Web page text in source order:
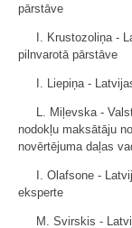
pārstāve
I. Krustozoliņa -
pilnvarotā pārstāve
I. Liepiņa -
L. Miļevska -
nodokļu maksātāju
novērtējuma daļas
I. Olafsone -
eksperte
M. Svirskis -